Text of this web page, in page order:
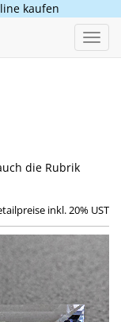
kaufen
die Rubrik
inkl. 20% UST